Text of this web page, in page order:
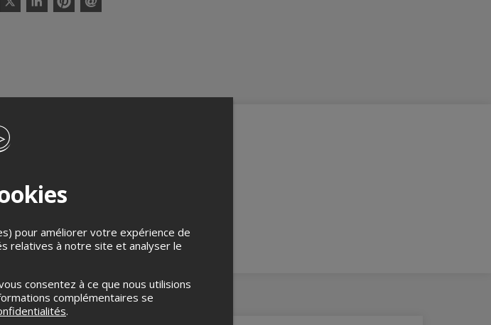
LinkedinPinterestEnvoyer
pour améliorer votre expérience de
relatives à notre site et analyser le
consentez à ce que nous utilisions
complémentaires se
.